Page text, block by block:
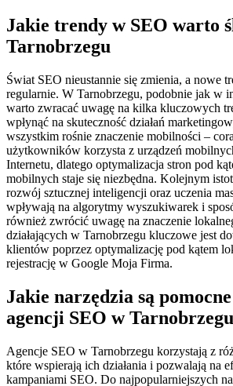
Jakie trendy w SEO warto
Tarnobrzegu
Świat SEO nieustannie się zmienia, a nowe
regularnie. W Tarnobrzegu, podobnie jak w
warto zwracać uwagę na kilka kluczowych
wpłynąć na skuteczność działań
wszystkim rośnie znaczenie mobilności –
użytkowników korzysta z urządzeń
Internetu, dlatego optymalizacja stron pod
mobilnych staje się niezbędna. Kolejnym
rozwój sztucznej inteligencji oraz uczenia
wpływają na algorytmy wyszukiwarek i
również zwrócić uwagę na znaczenie
działających w Tarnobrzegu kluczowe jest
klientów poprzez optymalizację pod kątem
rejestrację w Google Moja Firma.
Jakie narzędzia są
agencji SEO w Tarnobrzegu
Agencje SEO w Tarnobrzegu korzystają z
które wspierają ich działania i pozwalają na
kampaniami SEO. Do najpopularniejszych